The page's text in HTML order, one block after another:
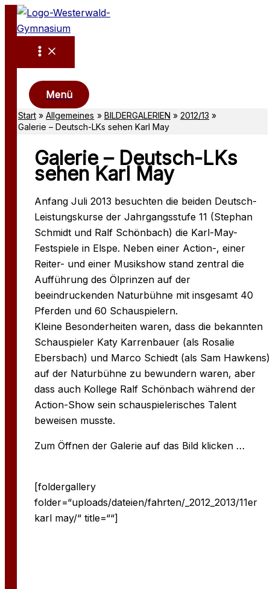
Zum
Inhalt
springen
Menü
Start Allgemeines BILDERGALERIEN
2012/13
Galerie – Deutsch-LKs sehen Karl May
Galerie – Deutsch-LKs
sehen Karl May
Anfang Juli 2013 besuchten die beiden Deutsch-
Leistungskurse der Jahrgangsstufe 11 (Stephan
Schmidt und Ralf Schönbach) die Karl-May-
Festspiele in Elspe. Neben einer Action-, einer
Reiter- und einer Musikshow stand zentral die
Aufführung des Ölprinzen auf der
beeindruckenden Naturbühne mit insgesamt 40
Pferden und 60 Schauspielern.
Kleine Besonderheiten waren, dass die bekannten
Schauspieler Katy Karrenbauer (als Rosalie
Ebersbach) und Marco Schiedt (als Sam Hawkens)
auf der Naturbühne zu bewundern waren, aber
dass auch Kollege Ralf Schönbach während der
Action-Show sein schauspielerisches Talent
beweisen musste.
Zum Öffnen der Galerie auf das Bild klicken …
[foldergallery
folder=“uploads/dateien/fahrten/_2012_2013/11er
karl may/“ title=““]